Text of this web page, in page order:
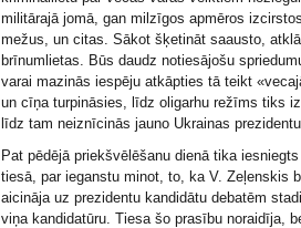
militārajā jomā, gan milzīgos apmēros
mežus, un citas. Sākot šķetināt saausto,
brīnumlietas. Būs daudz notiesājošu
varai mazinās iespēju atkāpties tā teikt
un cīņa turpināsies, līdz oligarhu režīms tiks
līdz tam neiznīcinās jauno Ukrainas
Pat pēdējā priekšvēlēšanu dienā tika
tiesā, par ieganstu minot, to, ka V. Zeļenskis
aicināja uz prezidentu kandidātu debatēm
viņa kandidatūru. Tiesa šo prasību noraidīja,